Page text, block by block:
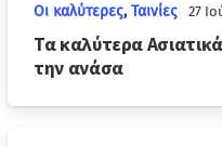
Οι καλύτερες,Ταινίες 27
Τα καλύτερα
την ανάσα